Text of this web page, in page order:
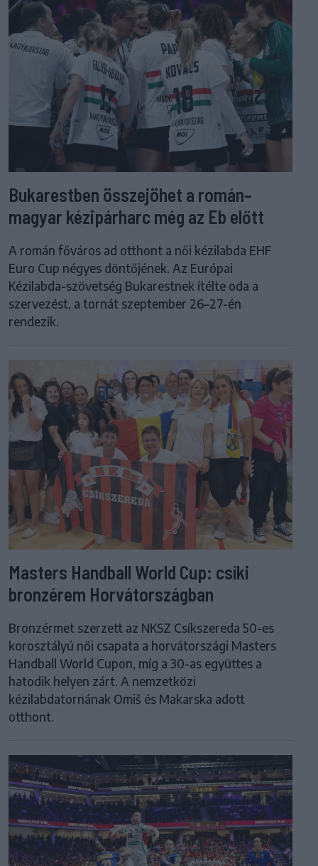
Bukarestben összejöhet a román–
magyar kézipárharc még az Eb előtt
A román főváros ad otthont a női kézilabda EHF
Euro Cup négyes döntőjének. Az Európai
Kézilabda-szövetség Bukarestnek ítélte oda a
szervezést, a tornát szeptember 26–27-én
rendezik.
Masters Handball World Cup: csíki
bronzérem Horvátországban
Bronzérmet szerzett az NKSZ Csíkszereda 50-es
korosztályú női csapata a horvátországi Masters
Handball World Cupon, míg a 30-as együttes a
hatodik helyen zárt. A nemzetközi
kézilabdatornának Omiš és Makarska adott
otthont.